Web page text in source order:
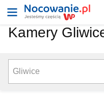
Kamery